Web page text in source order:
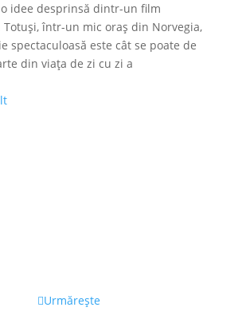
idee desprinsă dintr-un film
Totuși, într-un mic oraș din Norvegia,
spectaculoasă este cât se poate de
din viața de zi cu zi a
Urmărește